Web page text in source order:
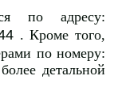
по адресу:
. Кроме того,
по номеру:
детальной